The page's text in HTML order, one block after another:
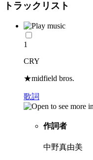
トラックリスト
1
CRY
★midfield bros.
歌詞
作詞者
中野真由美